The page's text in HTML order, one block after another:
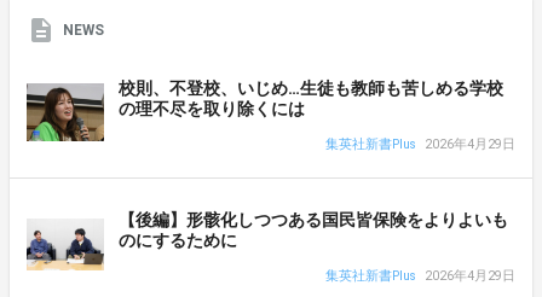
NEWS
校則、不登校、いじめ…生徒も教師も苦しめる学校
の理不尽を取り除くには
集英社新書Plus 2026年4月29日
【後編】形骸化しつつある国民皆保険をよりよいも
のにするために
集英社新書Plus 2026年4月29日